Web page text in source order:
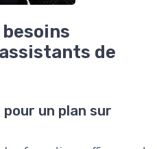
de
un plan sur